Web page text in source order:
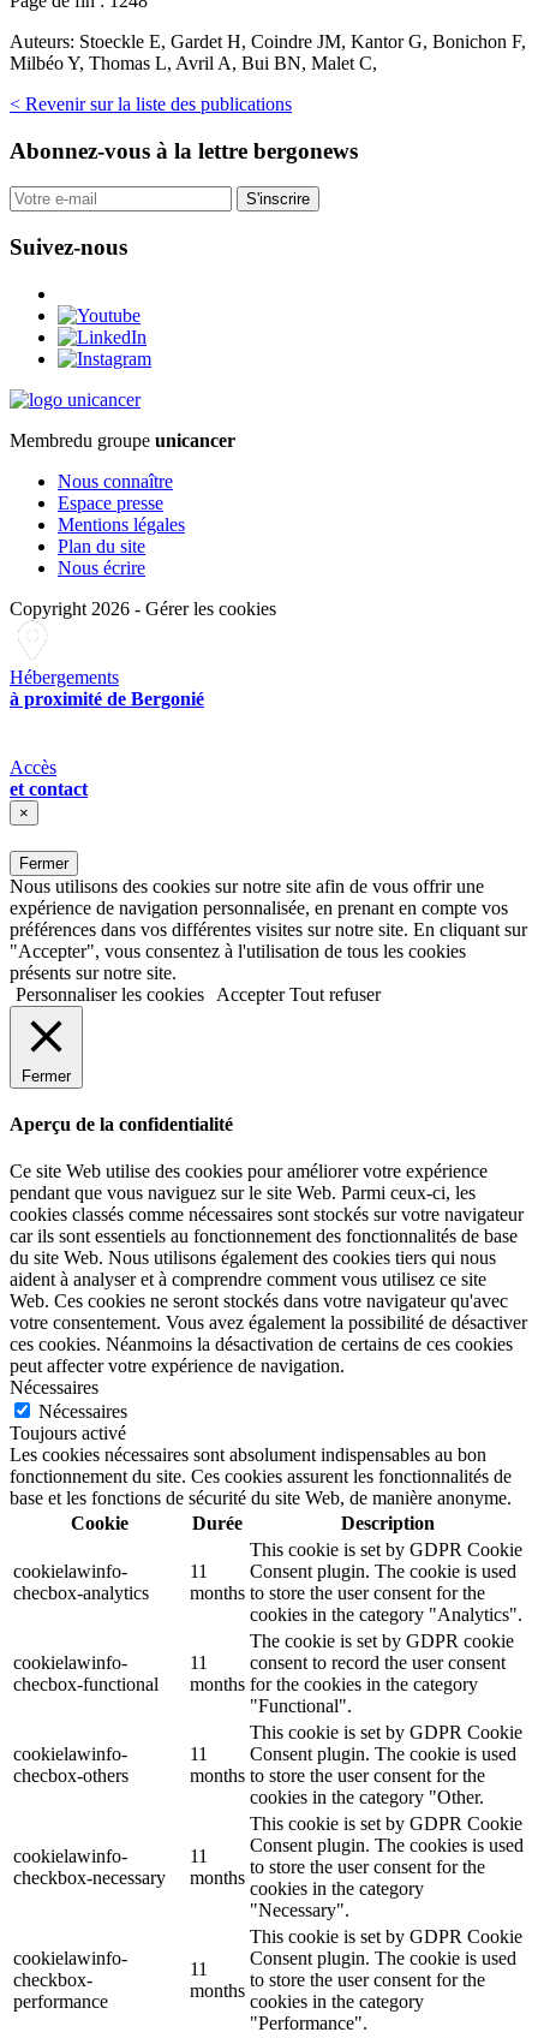
Auteurs: Stoeckle E, Gardet H, Coindre JM, Kantor G, Bonichon F,
Milbéo Y, Thomas L, Avril A, Bui BN, Malet C,
< Revenir sur la liste des publications
Abonnez-vous à la lettre bergonews
S'inscrire
Suivez-nous
Membredu groupe unicancer
Nous connaître
Espace presse
Mentions légales
Plan du site
Nous écrire
Copyright 2026 - Gérer les cookies
Hébergements
à proximité de Bergonié
Accès
et contact
×
Fermer
Nous utilisons des cookies sur notre site afin de vous offrir une
expérience de navigation personnalisée, en prenant en compte vos
préférences dans vos différentes visites sur notre site. En cliquant sur
"Accepter", vous consentez à l'utilisation de tous les cookies
présents sur notre site.
Personnaliser les cookies
Accepter Tout refuser
Fermer
Aperçu de la confidentialité
Ce site Web utilise des cookies pour améliorer votre expérience
pendant que vous naviguez sur le site Web. Parmi ceux-ci, les
cookies classés comme nécessaires sont stockés sur votre navigateur
car ils sont essentiels au fonctionnement des fonctionnalités de base
du site Web. Nous utilisons également des cookies tiers qui nous
aident à analyser et à comprendre comment vous utilisez ce site
Web. Ces cookies ne seront stockés dans votre navigateur qu'avec
votre consentement. Vous avez également la possibilité de désactiver
ces cookies. Néanmoins la désactivation de certains de ces cookies
peut affecter votre expérience de navigation.
Nécessaires
Nécessaires
Toujours activé
Les cookies nécessaires sont absolument indispensables au bon
fonctionnement du site. Ces cookies assurent les fonctionnalités de
base et les fonctions de sécurité du site Web, de manière anonyme.
Cookie
Durée Description
cookielawinfo-
checbox-analytics
11
months
This cookie is set by GDPR Cookie
Consent plugin. The cookie is used
to store the user consent for the
cookies in the category "Analytics".
cookielawinfo-
checbox-functional
11
months
The cookie is set by GDPR cookie
consent to record the user consent
for the cookies in the category
"Functional".
cookielawinfo-
checbox-others
11
months
This cookie is set by GDPR Cookie
Consent plugin. The cookie is used
to store the user consent for the
cookies in the category "Other.
cookielawinfo-
checkbox-necessary
11
months
This cookie is set by GDPR Cookie
Consent plugin. The cookies is used
to store the user consent for the
cookies in the category
"Necessary".
cookielawinfo-
checkbox-
performance
11
months
This cookie is set by GDPR Cookie
Consent plugin. The cookie is used
to store the user consent for the
cookies in the category
"Performance".